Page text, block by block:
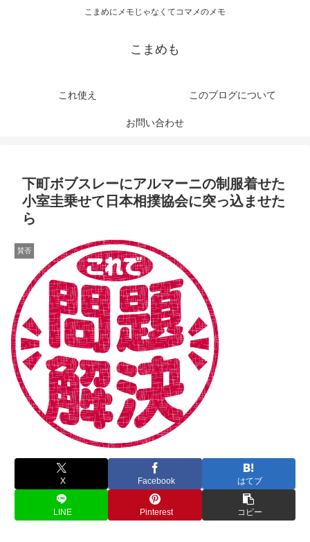
こまめにメモじゃなくてコマメのメモ
こまめも
これ使え このブログについて
お問い合わせ
下町ボブスレーにアルマーニの制服着せた
小室圭乗せて日本相撲協会に突っ込ませた
ら
賛否
X Facebook はてブ
LINE Pinterest コピー